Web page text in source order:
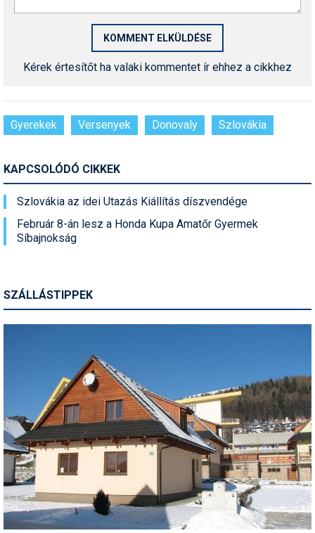
Kérek értesítőt ha valaki kommentet ír ehhez a cikkhez
Gyerekek Versenyek Donovaly Szlovákia
KAPCSOLÓDÓ CIKKEK
Szlovákia az idei Utazás Kiállítás díszvendége
Február 8-án lesz a Honda Kupa Amatőr Gyermek
Síbajnokság
SZÁLLÁSTIPPEK